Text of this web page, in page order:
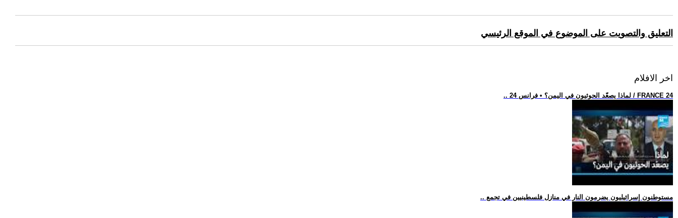
التعليق والتصويت على الموضوع في الموقع الرئيسي
اخر الافلام
.. لماذا يصعّد الحوثيون في اليمن؟ • فرانس 24 / FRANCE 24
.. مستوطنون إسرائيليون يضرمون النار في منازل فلسطينيين في تجمع